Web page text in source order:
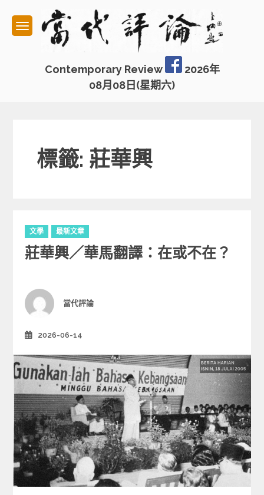
content
Contemporary Review
2026年
08月08日(星期六)
標籤: 莊華興
C
a
t
r
s
文學 最新文章
莊華興／華馬翻譯：在或不在？
Author
當代評論
2026-06-14